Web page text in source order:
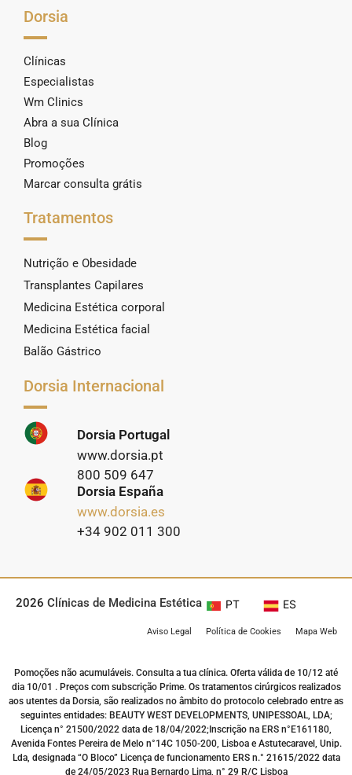
Dorsia
Clínicas
Especialistas
Wm Clinics
Abra a sua Clínica
Blog
Promoções
Marcar consulta grátis
Tratamentos
Nutrição e Obesidade
Transplantes Capilares
Medicina Estética corporal
Medicina Estética facial
Balão Gástrico
Dorsia Internacional
Dorsia Portugal
www.dorsia.pt
800 509 647
Dorsia España
www.dorsia.es
+34 902 011 300
2026 Clínicas de Medicina Estética PT ES
Aviso Legal Política de Cookies Mapa Web
Pomoções não acumuláveis. Consulta a tua clínica. Oferta válida de 10/12 até
dia 10/01 . Preços com subscrição Prime. Os tratamentos cirúrgicos realizados
aos utentes da Dorsia, são realizados no âmbito do protocolo celebrado entre as
seguintes entidades: BEAUTY WEST DEVELOPMENTS, UNIPESSOAL, LDA;
Licença n° 21500/2022 data de 18/04/2022;Inscrição na ERS n°E161180,
Avenida Fontes Pereira de Melo n°14C 1050-200, Lisboa e Astutecaravel, Unip.
Lda, designada “O Bloco” Licença de funcionamento ERS n.° 21615/2022 data
de 24/05/2023 Rua Bernardo Lima, n° 29 R/C Lisboa